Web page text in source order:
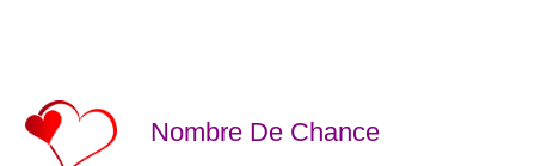
Nombre De Chance